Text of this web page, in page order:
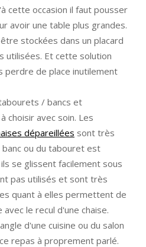
cette occasion il faut pousser
avoir une table plus grandes.
stockées dans un placard
utilisées. Et cette solution
perdre de place inutilement
/ bancs et
choisir avec soin. Les
dépareillées sont très
ou du tabouret est
se glissent facilement sous
pas utilisés et sont très
quant à elles permettent de
le recul d'une chaise.
d'une cuisine ou du salon
repas à proprement parlé.